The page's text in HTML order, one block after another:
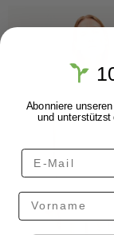
Abonniere
und unterstützst
Vorname